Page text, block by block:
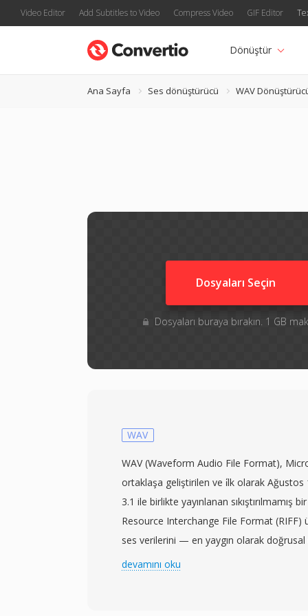
Video Editor Add Subtitles to Video Compress Video GIF Editor
Dönüştür
Ana Sayfa Ses dönüştürücü WAV
Dosyaları Seçin
Dosyaları buraya bırakın. 1 GB
WAV
WAV (Waveform Audio File Format),
ortaklaşa geliştirilen ve i̇lk olarak
3.1 ile birlikte yayınlanan sıkıştırılmamış bir
Resource Interchange File Format (RIFF)
ses verilerini — en yaygın olarak
(LPCM) olarak — örnekleme hızı, bit
devamını oku